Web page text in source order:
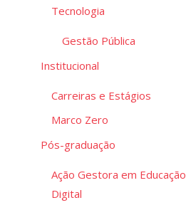
Tecnologia
Gestão Pública
Institucional
Carreiras e Estágios
Marco Zero
Pós-graduação
Ação Gestora em Educação
Digital